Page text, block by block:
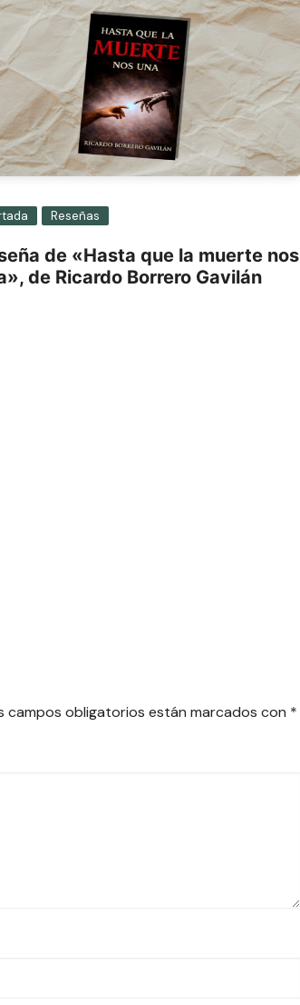
Reseñas
de «Hasta que la muerte nos
de Ricardo Borrero Gavilán
campos obligatorios están marcados con *